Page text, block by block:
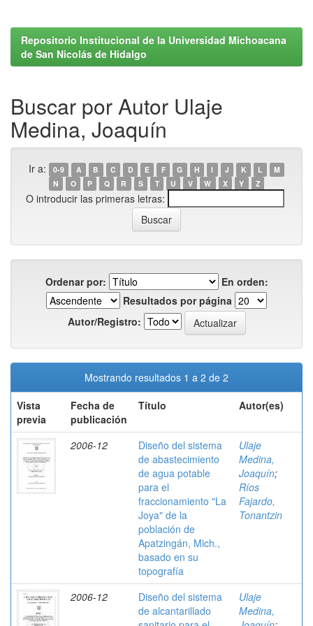
Repositorio Institucional de la Universidad Michoacana
de San Nicolás de Hidalgo
Buscar por Autor Ulaje
Medina, Joaquín
Ir a: 0-9 A B C D E F G H I J K L
M
N
O P Q R S T U V W X Y Z
O introducir las primeras letras:
Ordenar por:
En orden:
Resultados por página
Autor/Registro:
Mostrando resultados 1 a 2 de 2
Vista
previa
Fecha de
publicación
Título Autor(es)
2006-12
Diseño del sistema
de abastecimiento
de agua potable
para el
fraccionamiento "La
Joya" de la
población de
Apatzingán, Mich.,
basado en su
topografía
Ulaje
Medina,
Joaquín;
Ríos
Fajardo,
Tonantzin
2006-12
Diseño del sistema
de alcantarillado
Ulaje
Medina,